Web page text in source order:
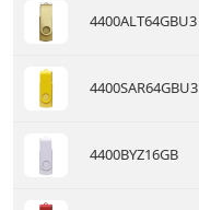
4400ALT64GBU3
4400SAR64GBU3
4400BYZ16GB